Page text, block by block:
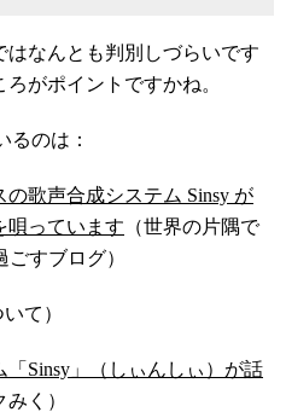
なんとも判別しづらいです
がポイントですかね。
のは：
歌声合成システム Sinsy が
唄っています （世界の片隅で
ごすブログ）
て）
Sinsy」（しぃんしぃ）が話
みく）